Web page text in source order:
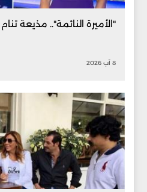
"الأميرة النائمة".. مذيعة
8 آب 2026